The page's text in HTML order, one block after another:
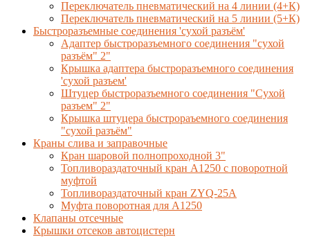
Переключатель пневматический на 4 линии (4+К)
Переключатель пневматический на 5 линии (5+К)
Быстроразъемные соединения 'сухой разъём'
Адаптер быстроразъемного соединения "сухой
разъём" 2"
Крышка адаптера быстроразъемного соединения
'сухой разъем'
Штуцер быстроразъемного соединения "Сухой
разъем" 2"
Крышка штуцера быстрораъемного соединения
"сухой разъём"
Краны слива и заправочные
Кран шаровой полнопроходной 3"
Топливораздаточный кран A1250 с поворотной
муфтой
Топливораздаточный кран ZYQ-25A
Муфта поворотная для А1250
Клапаны отсечные
Крышки отсеков автоцистерн